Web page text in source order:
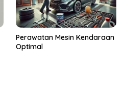
Perawatan Mesin Kendaraan
Optimal